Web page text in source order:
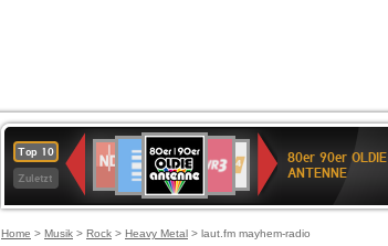
Top 10
Zuletzt
Deutschlandfunk
80er
90er
OLDIE
ANTENNE
SWR3
SWR
Kultur
NDR
2
80er 90er OLDIE
ANTENNE
Home > Musik > Rock > Heavy Metal > laut.fm mayhem-radio